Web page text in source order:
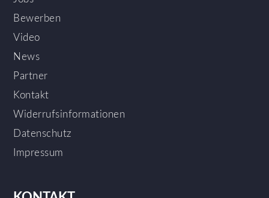
Bewerben
Video
News
Partner
Kontakt
Widerrufsinformationen
Datenschutz
Impressum